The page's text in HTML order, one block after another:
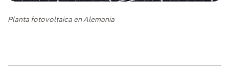
Planta fotovoltaica en Alemania